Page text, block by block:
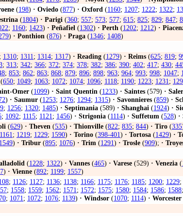
(198) · Oviedo (877) · Oxford (1160; 1207; 1222; 1322;
(1804) · Parigi (360; 557; 573; 577; 615; 825; 829; 847;
; 1160; 1423) · Peñafiel (1302) · Perth (1202; 1212) ·
) · Ponthion (876) · Praga (1346; 1408)
; 1310; 1311; 1314; 1317) · Reading (1279) · Reims (625; 819;
; 313; 342; 366; 372; 374; 378; 382; 386; 390; 402; 417; 430;
; 853; 862; 863; 868; 879; 896; 898; 963; 964; 993; 998; 1047;
(650; 1049; 1063; 1072; 1074; 1096; 1118; 1190; 1223; 1231;
Omer (1099) · Saint Quentin (1233) · Saintes (579) ·
) · Saumur (1253; 1276; 1294; 1315) · Savonnieres (859) ·
; 1256; 1320; 1485) · Septimania (589) · Shanghai (1924) ·
; 1092; 1115; 1121; 1456) · Strigonia (1114) · Suffetum (528) ·
(629) · Theven (535) · Thionville (822; 835; 844) · Tiro (335
1161; 1219; 1229; 1590) · Torino (398-401) · Tortosa (1429) ·
1549) · Tribur (895; 1076) · Trim (1291) · Trosle (909); ·
(1228; 1322) · Vannes (465) · Varese (529) · Venezia (
) · Vienne (892; 1199; 1557)
; 1126; 1127; 1136; 1138; 1166; 1175; 1176; 1185; 1200; 1229;
; 1558; 1559; 1562; 1571; 1572; 1575; 1580; 1584; 1586; 1588;
; 1071; 1072; 1076; 1139) · Windsor (1070; 1114) · Worcester